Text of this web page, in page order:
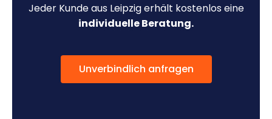
Jeder Kunde aus Leipzig erhält kostenlos eine
individuelle Beratung.
Unverbindlich anfragen